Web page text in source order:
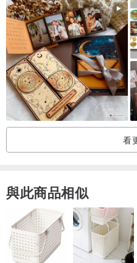
尺寸 148 x 105 mm
材質 啤酒卡 285g
際商品為準。
● 對於商品如有任何疑問，請於7
● 商品瑕疵經我方同意退換貨後
看
與此商品相似